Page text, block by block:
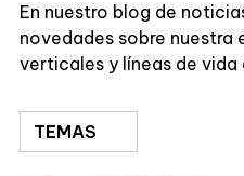
En nuestro blog de
novedades sobre nuestra
verticales y líneas de
TEMAS